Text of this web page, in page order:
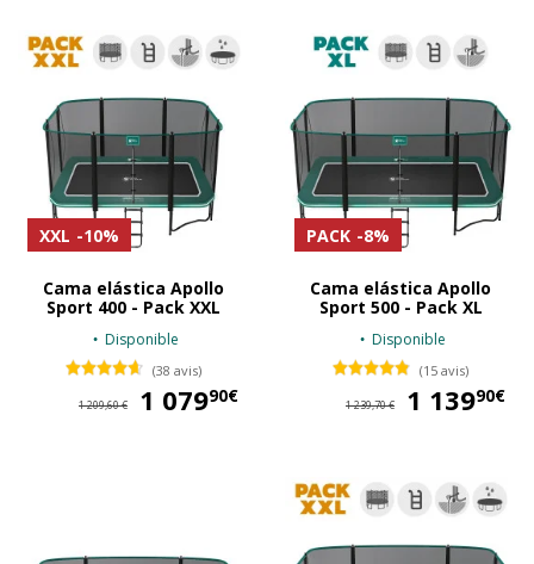
XXL -10%
Cama elástica Apollo
Sport 400 - Pack XXL
Disponible
(38 avis)
1 209,60 € 1 07990€
PACK -8%
Cama elástica Apollo
Sport 500 - Pack XL
Disponible
(15 avis)
1 239,70 € 1 13990€